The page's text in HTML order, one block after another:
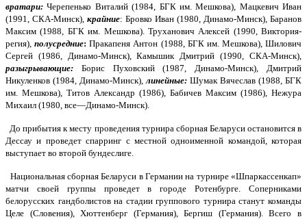
вратари: Черепенько Виталий (1984, БГК им. Мешкова), Мацкевич Иван
(1991, СКА-Минск), крайние: Бровко Иван (1980, Динамо-Минск), Баранов
Максим (1988, БГК им. Мешкова). Труханович Алексей (1990, Виктория-
регия),полусредние:Пракапеня Антон (1988, БГК им. Мешкова), Шилович
Сергей (1986, Динамо-Минск), Камышик Дмитрий (1990, СКА-Минск),
разыгрывающие:
Борис Пуховский
(1987, Динамо-Минск), Дмитрий
Никуленков (1984, Динамо-Минск), линейные: Шумак Вячеслав (1988, БГК
им. Мешкова), Титов Александр (1986), Бабичев Максим (1986), Нежура
Михаил (1980, все—Динамо-Минск).
До прибытия к месту проведения турнира сборная Беларуси остановится в
Дессау и проведет спарринг с местной одноименной командой, которая
выступает во второй бундеслиге.
Национальная сборная Беларуси в Германии на турнире «Шпаркассенкап»
матчи своей группы проведет в городе Ротенбурге. Соперниками
белорусских гандболистов на стадии группового турнира станут команды
Целе (Словения), Хюттенберг (Германия), Бергиш (Германия). Всего в